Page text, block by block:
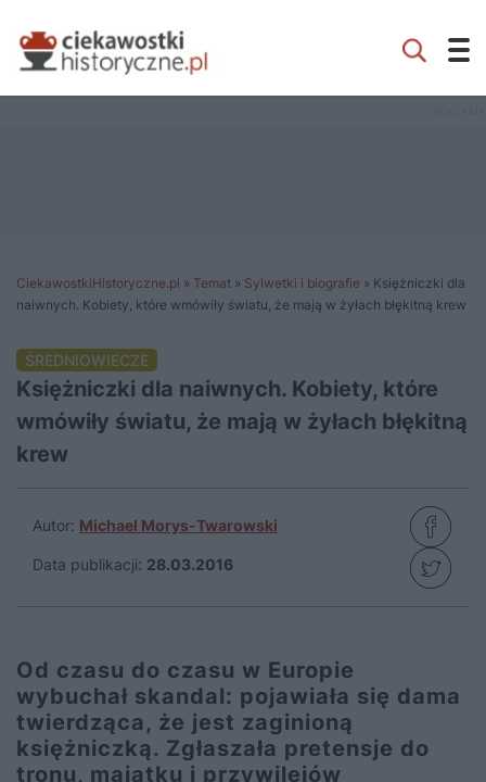
CiekawostkiHistoryczne.pl » Temat » Sylwetki i biografie » Księżniczki dla
naiwnych. Kobiety, które wmówiły światu, że mają w żyłach błękitną krew
ŚREDNIOWIECZE
Księżniczki dla naiwnych. Kobiety, które
wmówiły światu, że mają w żyłach błękitną
krew
Autor: Michael Morys-Twarowski
Data publikacji: 28.03.2016
Od czasu do czasu w Europie
wybuchał skandal: pojawiała się dama
twierdząca, że jest zaginioną
księżniczką. Zgłaszała pretensje do
tronu, majątku i przywilejów